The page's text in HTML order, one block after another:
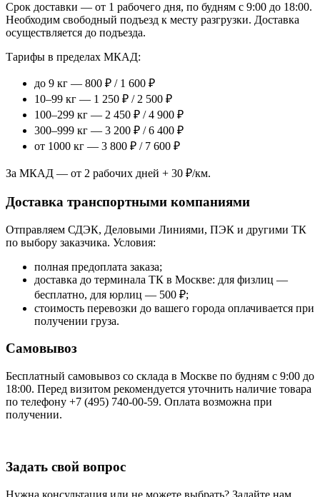
Срок доставки — от 1 рабочего дня, по будням с 9:00 до 18:00.
Необходим свободный подъезд к месту разгрузки. Доставка
осуществляется до подъезда.
Тарифы в пределах МКАД:
до 9 кг — 800 ₽ / 1 600 ₽
10–99 кг — 1 250 ₽ / 2 500 ₽
100–299 кг — 2 450 ₽ / 4 900 ₽
300–999 кг — 3 200 ₽ / 6 400 ₽
от 1000 кг — 3 800 ₽ / 7 600 ₽
За МКАД — от 2 рабочих дней + 30 ₽/км.
Доставка транспортными компаниями
Отправляем СДЭК, Деловыми Линиями, ПЭК и другими ТК
по выбору заказчика. Условия:
полная предоплата заказа;
доставка до терминала ТК в Москве: для физлиц —
бесплатно, для юрлиц — 500 ₽;
стоимость перевозки до вашего города оплачивается при
получении груза.
Самовывоз
Бесплатный самовывоз со склада в Москве по будням с 9:00 до
18:00. Перед визитом рекомендуется уточнить наличие товара
по телефону +7 (495) 740-00-59. Оплата возможна при
получении.
Задать свой вопрос
Нужна консультация или не можете выбрать? Задайте нам